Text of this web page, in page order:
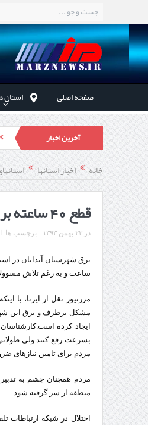
صفحه اصلی استان
آخرین اخبار
خانه اخبار استانها
قطع 40 ساعته برق در آبدانان ایلام
در۲۳ بهمن ۱۳۹۳ برچسب ها:
ساعت و به رغم تلاش
مرزنیوز نقل از ایرنا، با
مشکل برطرف و برق این
ایجاد کرده
بسرعت رفع کنند ولی
مردم برای تامین نیازهای
مردم همچنان چشم به
منطقه از سر گرفته شود.
اختلال در شبکه ارتباطات